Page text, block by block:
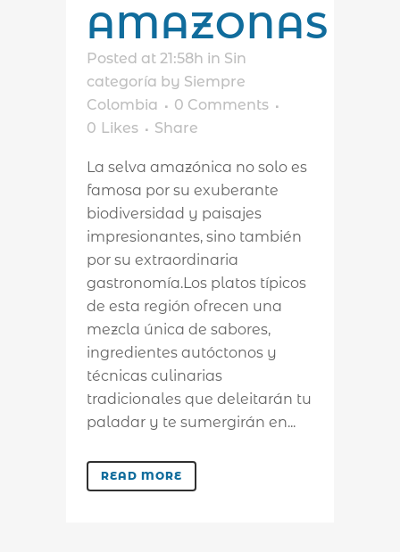
AMAZONAS
Posted at 21:58h in Sin
categoría by Siempre
Colombia
0 Comments
0 Likes Share
La selva amazónica no solo es
famosa por su exuberante
biodiversidad y paisajes
impresionantes, sino también
por su extraordinaria
gastronomía.Los platos típicos
de esta región ofrecen una
mezcla única de sabores,
ingredientes autóctonos y
técnicas culinarias
tradicionales que deleitarán tu
paladar y te sumergirán en...
READ MORE